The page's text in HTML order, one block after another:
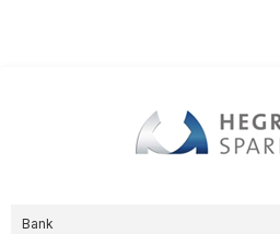
Bank